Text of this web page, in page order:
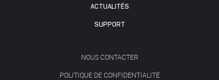
ACTUALITÉS
SUPPORT
NOUS CONTACTER
POLITIQUE DE CONFIDENTIALITÉ